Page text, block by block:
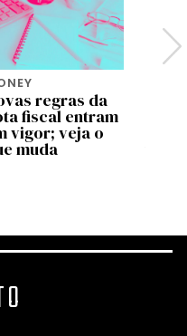
regras da
fiscal entram
vigor; veja o
muda